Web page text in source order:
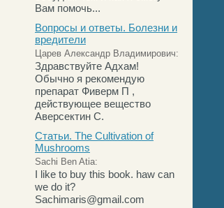
Вам помочь...
Вопросы и ответы. Болезни и
вредители
Царев Александр Владимирович:
Здравствуйте Адхам!
Обычно я рекомендую
препарат Фиверм П ,
действующее вещество
Аверсектин С.
Статьи. The Cultivation of
Mushrooms
Sachi Ben Atia:
I like to buy this book. haw can
we do it?
Sachimaris@gmail.com